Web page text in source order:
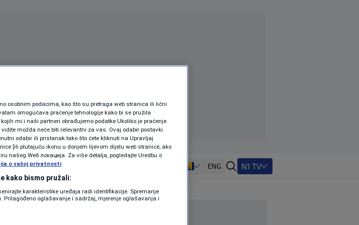
ZDRAVLJE
ENG N1 TV
osobnim podacima, kao što su pretraga web stranica ili lični
omogućava praćenje tehnologije kako bi se pružila
mi i naši partneri obrađujemo podatke Ukoliko je praćenje
možda neće biti relevantni za vas. Ovaj odabir postavki
odabir ili pristanak tako što ćete kliknuti na Upravljaj
[ili plutajuću ikonu u donjem lijevom dijelu web stranice, ako
našeg Wеб локација. Za više detalja, pogledajte Uredbu o
o vašoj privatnosti
kako bismo pružali:
karakteristike uređaja radi identifikacije. Spremanje
oglašavanje i sadržaj, mjerenje oglašavanja i